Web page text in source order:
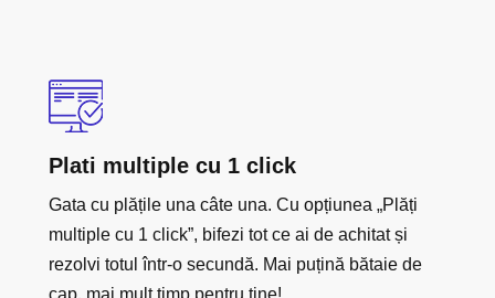
Plati multiple cu 1 click
Gata cu plățile una câte una. Cu opțiunea „Plăți
multiple cu 1 click”, bifezi tot ce ai de achitat și
rezolvi totul într-o secundă. Mai puțină bătaie de
cap, mai mult timp pentru tine!